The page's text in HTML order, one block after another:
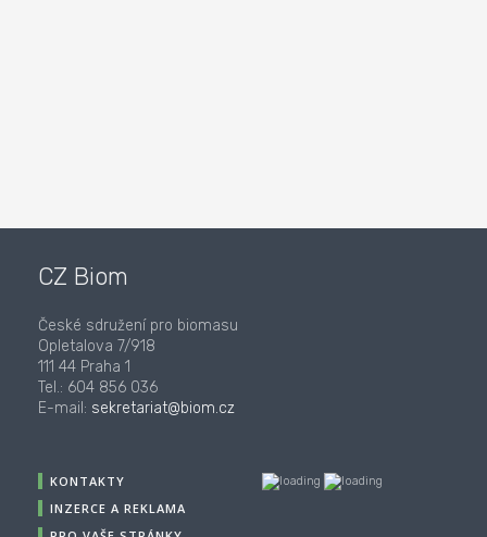
CZ Biom
České sdružení pro biomasu
Opletalova 7/918
111 44 Praha 1
Tel.: 604 856 036
E-mail: sekretariat@biom.cz
KONTAKTY
INZERCE A REKLAMA